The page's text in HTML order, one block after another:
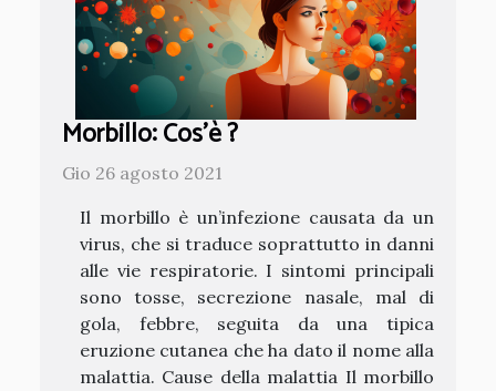
Morbillo: Cos’è ?
Gio 26 agosto 2021
Il morbillo è un’infezione causata da un
virus, che si traduce soprattutto in danni
alle vie respiratorie. I sintomi principali
sono tosse, secrezione nasale, mal di
gola, febbre, seguita da una tipica
eruzione cutanea che ha dato il nome alla
malattia. Cause della malattia Il morbillo